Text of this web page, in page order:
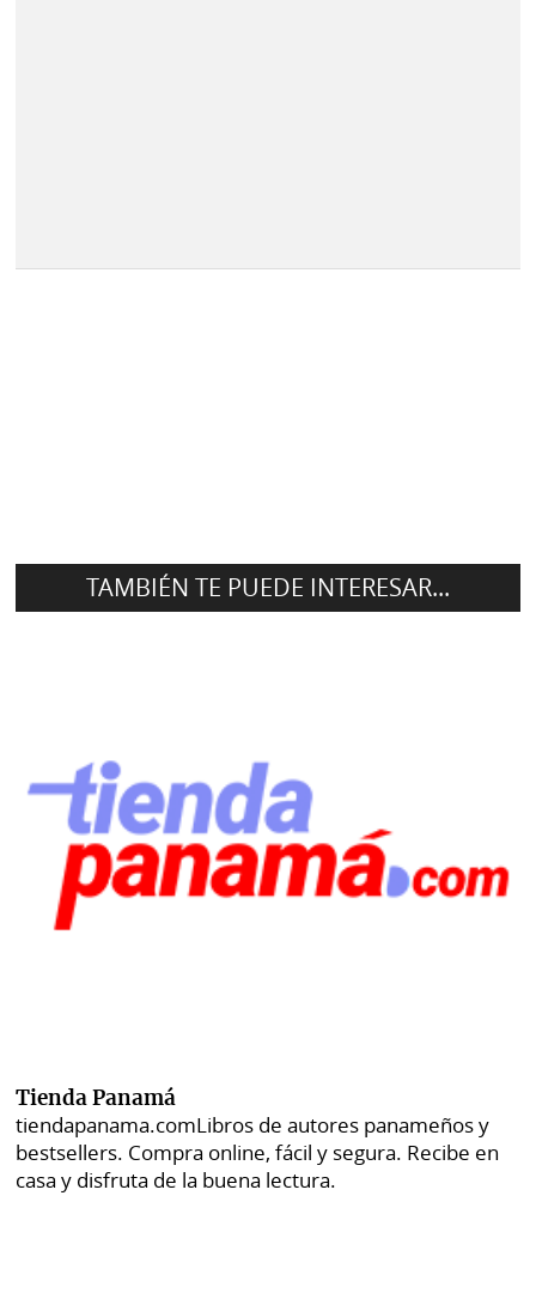
TAMBIÉN TE PUEDE INTERESAR...
Tienda Panamá
tiendapanama.comLibros de autores panameños y
bestsellers. Compra online, fácil y segura. Recibe en
casa y disfruta de la buena lectura.